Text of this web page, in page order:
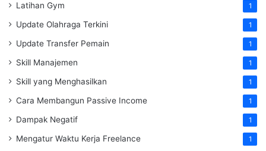
Latihan Gym 1
Update Olahraga Terkini 1
Update Transfer Pemain 1
Skill Manajemen 1
Skill yang Menghasilkan 1
Cara Membangun Passive Income 1
Dampak Negatif 1
Mengatur Waktu Kerja Freelance 1